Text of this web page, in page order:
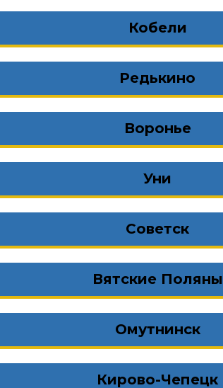
Кобели
Редькино
Воронье
Уни
Советск
Вятские Поляны
Омутнинск
Кирово-Чепецк